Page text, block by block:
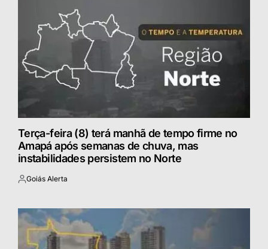
Terça-feira (8) terá manhã de tempo firme no
Amapá após semanas de chuva, mas
instabilidades persistem no Norte
Postado
Goiás Alerta